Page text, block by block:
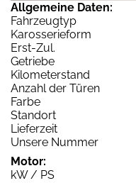
Allgemeine Daten:
Fahrzeugtyp
Karosserieform
Erst-Zul.
Getriebe
Kilometerstand
Anzahl der Türen
Farbe
Standort
Lieferzeit
Unsere Nummer
Motor:
kW / PS